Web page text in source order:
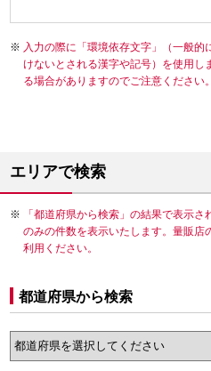
入力の際に「環境依存文字」（一般
けないとされる漢字や記号）を使用
る場合がありますのでご注意ください。
エリアで検索
「都道府県から検索」の結果で表示
のみの件数を表示いたします。量販店
利用ください。
都道府県から検索